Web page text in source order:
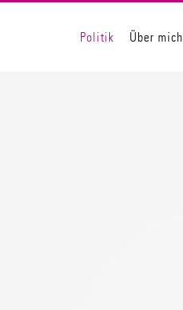
Politik Über mich